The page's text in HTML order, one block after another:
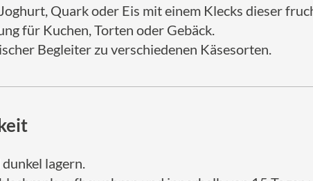
Quark oder Eis mit einem Klecks dieser
für Kuchen, Torten oder Gebäck.
Begleiter zu verschiedenen Käsesorten.
lagern.